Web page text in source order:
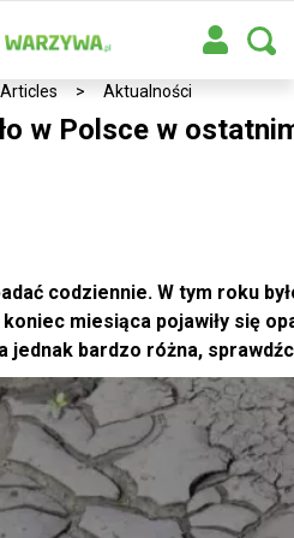
Articles > Aktualności
w Polsce w
codziennie. W tym roku
miesiąca pojawiły się
jednak bardzo różna,